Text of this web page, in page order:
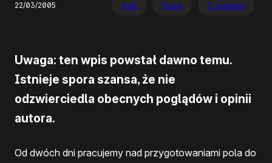
22/03/2005 Golf Praca Z Joggera
Uwaga: ten wpis powstał dawno temu.
Istnieje spora szansa, że nie
odzwierciedla obecnych poglądów i opinii
autora.
Od dwóch dni pracujemy nad przygotowaniami pola do